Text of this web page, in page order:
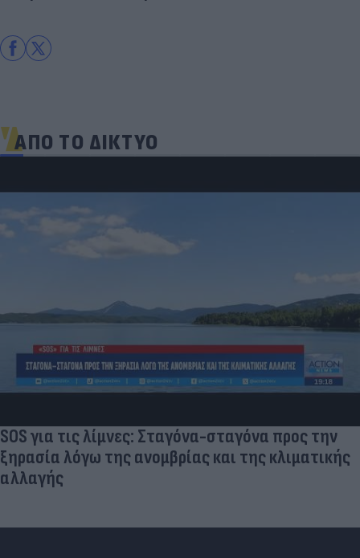
ΑΠΟ ΤΟ ΔΙΚΤΥΟ
SOS για τις λίμνες: Σταγόνα-σταγόνα προς την
ξηρασία λόγω της ανομβρίας και της κλιματικής
αλλαγής